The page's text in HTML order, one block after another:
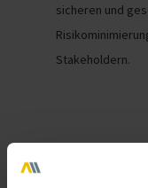
sicheren und
Stakeholdern.